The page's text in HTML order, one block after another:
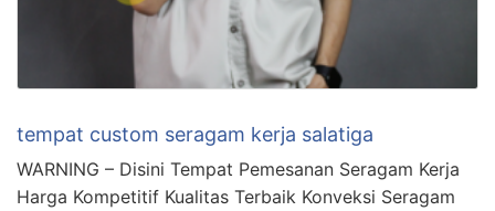
tempat custom seragam kerja salatiga
WARNING – Disini Tempat Pemesanan Seragam Kerja
Harga Kompetitif Kualitas Terbaik Konveksi Seragam